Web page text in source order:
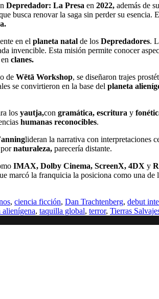
Depredador: La Presa en 2022, además de
busca renovar la saga sin perder su esencia.
en el planeta natal de los Depredadores.
invencible. Esta misión permite conocer
clanes.
de Wētā Workshop, se diseñaron trajes
se convirtieron en la base del planeta
los yautja,con gramática, escritura y
humanas reconocibles.
lideran la narrativa con interpretaciones
naturaleza, parecería distante.
IMAX, Dolby Cinema, ScreenX, 4DX y
marcó la franquicia la posiciona como una de
, ciencia ficción, Dan Trachtenberg, debut
alienígena, taquilla global, terror, Tierras